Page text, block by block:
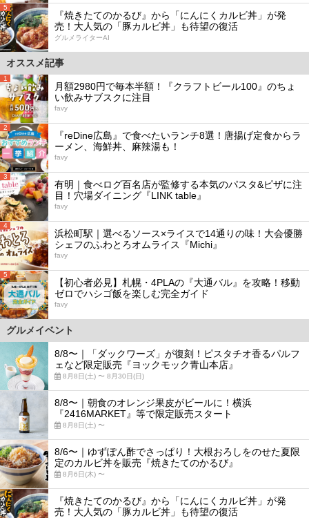
5
『焼きたてのかるび』から「にんにくカルビ丼」が発
売！大人気の「豚カルビ丼」も待望の復活
グルメライターAI
オススメ記事
1
月額2980円で毎本半額！『クラフトビール100』のちょ
い飲みサブスクに注目
favy
2
『reDine広島』で食べたいランチ8選！唐揚げ定食からラ
ーメン、海鮮丼、麻辣湯も！
favy
3
有明｜食べログ百名店が監修する本気のパスタ&ピザに注
目！穴場ダイニング『LINK table』
favy
4
浜松町駅｜選べるソース×ライスで14通りの味！大会優勝
シェフのふわとろオムライス『Michi』
favy
5
【初心者必見】札幌・4PLAの『大通バル』を攻略！移動
ゼロでハシゴ飯を楽しむ完全ガイド
favy
グルメイベント
8/8〜｜「ダックワーズ」が復刻！ピスタチオ香るパルフ
ェなど限定販売『ヨックモック青山本店』
8月8日(土) 〜 8月30日(日)
8/8〜｜朝食のオレンジ果皮がビールに！横浜
『2416MARKET』等で限定販売スタート
8月8日(土) 〜
8/6〜｜ゆずぽん酢でさっぱり！大根おろしをのせた夏限
定のカルビ丼を販売『焼きたてのかるび』
8月6日(木) 〜
『焼きたてのかるび』から「にんにくカルビ丼」が発
売！大人気の「豚カルビ丼」も待望の復活